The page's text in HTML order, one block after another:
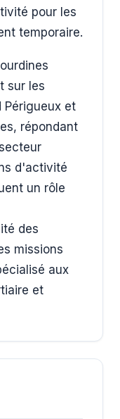
pour les
temporaire.
sur les
Périgueux et
répondant
d'activité
un rôle
des
missions
aux
et